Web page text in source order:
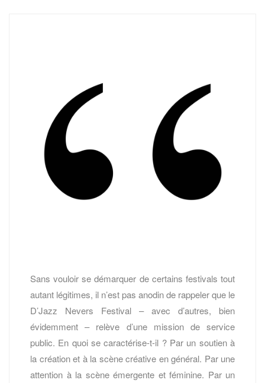
Sans vouloir se démarquer de certains festivals tout
autant légitimes, il n’est pas anodin de rappeler que le
D’Jazz Nevers Festival – avec d’autres, bien
évidemment – relève d’une mission de service
public. En quoi se caractérise-t-il ? Par un soutien à
la création et à la scène créative en général. Par une
attention à la scène émergente et féminine. Par un